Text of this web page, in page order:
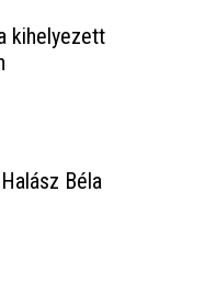
kihelyezett
Béla